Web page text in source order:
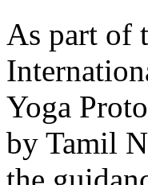
As part of
Yoga
by Tamil